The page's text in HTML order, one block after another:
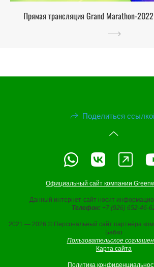
Прямая трансляция Grand Marathon-
Поделиться
Официальный сайт компании
Данный интернет-сайт носит
Телефон: +7 (926) 652-46-
2021 — 2026 © Персональный сайт партнёра
Бабко
Пользовательское
Карта сайта
Политика